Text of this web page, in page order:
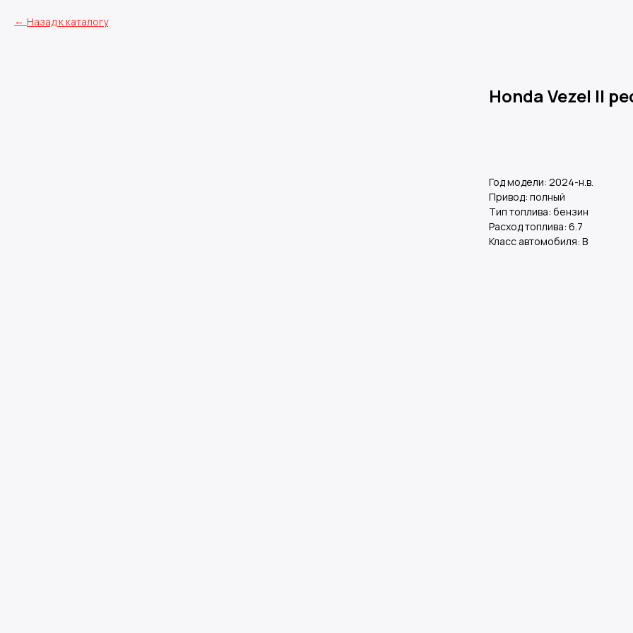
Назад к каталогу
Honda Vezel II
Год модели: 2024-н.в.
Привод: полный
Тип топлива: бензин
Расход топлива: 6.7
Класс автомобиля: В